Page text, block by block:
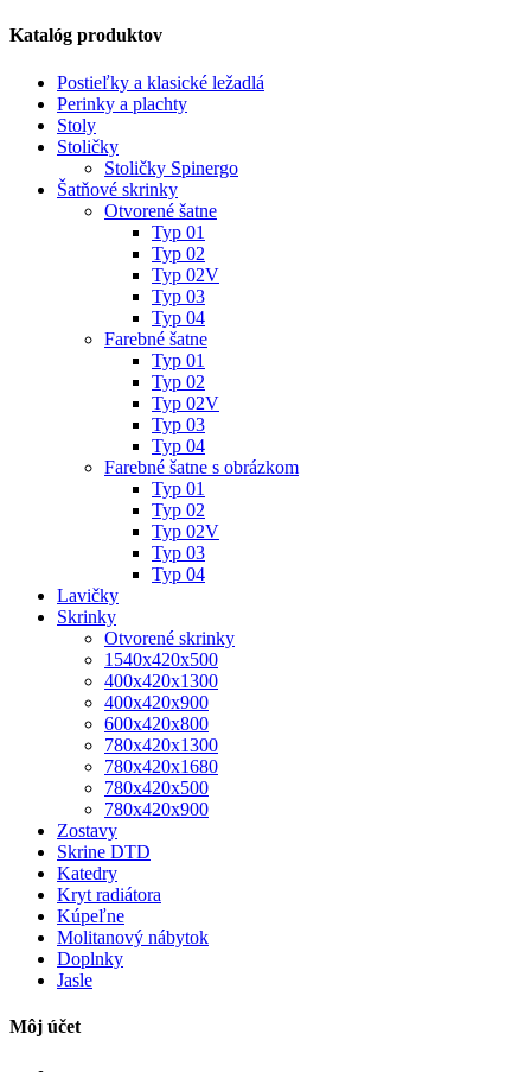
Katalóg produktov
Postieľky a klasické ležadlá
Perinky a plachty
Stoly
Stoličky
Stoličky Spinergo
Šatňové skrinky
Otvorené šatne
Typ 01
Typ 02
Typ 02V
Typ 03
Typ 04
Farebné šatne
Typ 01
Typ 02
Typ 02V
Typ 03
Typ 04
Farebné šatne s obrázkom
Typ 01
Typ 02
Typ 02V
Typ 03
Typ 04
Lavičky
Skrinky
Otvorené skrinky
1540x420x500
400x420x1300
400x420x900
600x420x800
780x420x1300
780x420x1680
780x420x500
780x420x900
Zostavy
Skrine DTD
Katedry
Kryt radiátora
Kúpeľne
Molitanový nábytok
Doplnky
Jasle
Môj účet